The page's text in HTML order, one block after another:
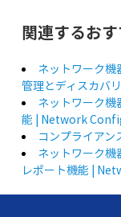
関連するお
ネットワーク
管理とディスカバ
ネットワーク
能 | Network
コンプライア
ネットワーク機
レポート機能 |